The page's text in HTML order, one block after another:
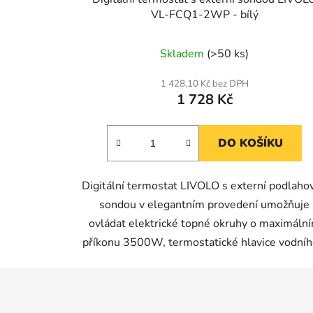
VL-FCQ1-2WP - bílý
Skladem (>50 ks)
1 428,10 Kč bez DPH
1 728 Kč
DO KOŠÍKU
Digitální termostat LIVOLO s externí
sondou v elegantním provedení umožňuje
ovládat elektrické topné okruhy o
příkonu 3500W, termostatické hlavice